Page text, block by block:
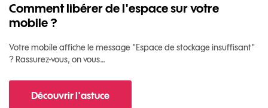
Comment libérer de l'espace sur votre
mobile ?
Votre mobile affiche le message "Espace de stockage insuffisant"
? Rassurez-vous, on vous…
Découvrir l'astucepour Comment libérer de l'espace sur votre